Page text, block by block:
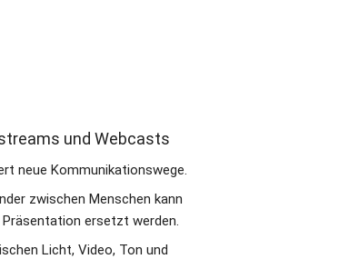
und Webcasts
neue Kommunikationswege.
zwischen Menschen kann
ersetzt werden.
Licht, Video, Ton und